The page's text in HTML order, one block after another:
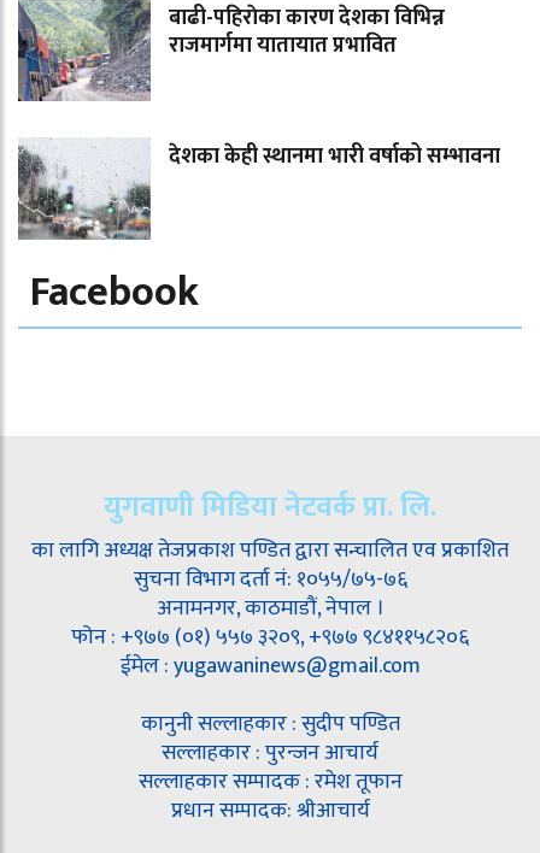
बाढी-पहिराेका कारण देशका विभिन्न
राजमार्गमा यातायात प्रभावित
देशका केही स्थानमा भारी वर्षाको सम्भावना
Facebook
युगवाणी मिडिया नेटवर्क प्रा. लि.
का लागि अध्यक्ष तेजप्रकाश पण्डित द्वारा सन्चालित एव प्रकाशित
सुचना विभाग दर्ता नं: १०५५/७५-७६
अनामनगर, काठमाडौं, नेपाल ।
फोन : +९७७ (०१) ५५७ ३२०९, +९७७ ९८४११५८२०६
ईमेल : yugawaninews@gmail.com
कानुनी सल्लाहकार : सुदीप पण्डित
सल्लाहकार : पुरन्जन आचार्य
सल्लाहकार सम्पादक : रमेश तूफान
प्रधान सम्पादक: श्रीआचार्य